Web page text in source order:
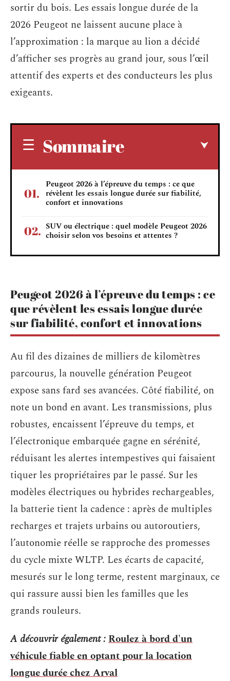
sortir du bois. Les essais longue durée de la
2026 Peugeot ne laissent aucune place à
l’approximation : la marque au lion a décidé
d’afficher ses progrès au grand jour, sous l’œil
attentif des experts et des conducteurs les plus
exigeants.
Sommaire
Peugeot 2026 à l’épreuve du temps : ce que
révèlent les essais longue durée sur fiabilité,
confort et innovations
SUV ou électrique : quel modèle Peugeot 2026
choisir selon vos besoins et attentes ?
Peugeot 2026 à l’épreuve du temps : ce
que révèlent les essais longue durée
sur fiabilité, confort et innovations
Au fil des dizaines de milliers de kilomètres
parcourus, la nouvelle génération Peugeot
expose sans fard ses avancées. Côté fiabilité, on
note un bond en avant. Les transmissions, plus
robustes, encaissent l’épreuve du temps, et
l’électronique embarquée gagne en sérénité,
réduisant les alertes intempestives qui faisaient
tiquer les propriétaires par le passé. Sur les
modèles électriques ou hybrides rechargeables,
la batterie tient la cadence : après de multiples
recharges et trajets urbains ou autoroutiers,
l’autonomie réelle se rapproche des promesses
du cycle mixte WLTP. Les écarts de capacité,
mesurés sur le long terme, restent marginaux, ce
qui rassure aussi bien les familles que les
grands rouleurs.
A découvrir également :Roulez à bord d'un
véhicule fiable en optant pour la location
longue durée chez Arval